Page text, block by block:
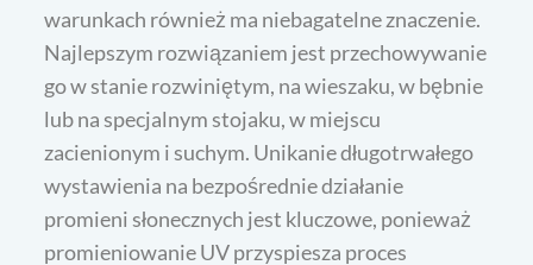
warunkach również ma niebagatelne znaczenie.
Najlepszym rozwiązaniem jest przechowywanie
go w stanie rozwiniętym, na wieszaku, w bębnie
lub na specjalnym stojaku, w miejscu
zacienionym i suchym. Unikanie długotrwałego
wystawienia na bezpośrednie działanie
promieni słonecznych jest kluczowe, ponieważ
promieniowanie UV przyspiesza proces